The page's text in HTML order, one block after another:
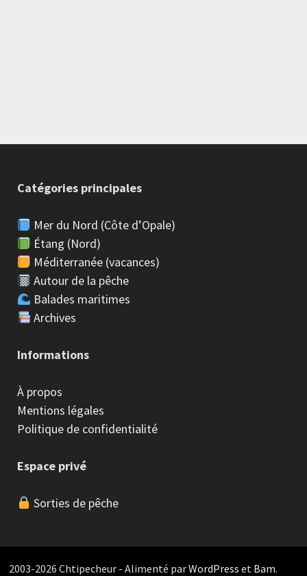
Catégories principales
Mer du Nord (Côte d’Opale)
Étang (Nord)
Méditerranée (vacances)
Autour de la pêche
Balades maritimes
Archives
Informations
À propos
Mentions légales
Politique de confidentialité
Espace privé
Sorties de pêche
2003-2026 Chtipecheur - Alimenté parWordPress et Bam.